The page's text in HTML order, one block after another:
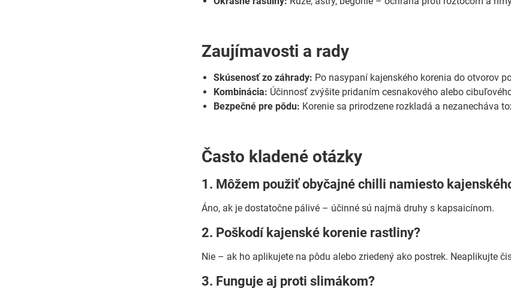
Zaujímavosti a rady
Skúsenosť zo záhrady: Po nasypaní kajenského korenia do otvorov
Kombinácia: Účinnosť zvýšite pridaním cesnakového alebo
Bezpečné pre pôdu: Korenie sa prirodzene rozkladá a nezanecháva
Často kladené otázky
1. Môžem použiť obyčajné chilli namiesto
Áno, ak je dostatočne pálivé – účinné sú najmä druhy s kapsaicínom.
2. Poškodí kajenské korenie rastliny?
Nie – ak ho aplikujete na pôdu alebo zriedený ako postrek. Neaplikujte
3. Funguje aj proti slimákom?